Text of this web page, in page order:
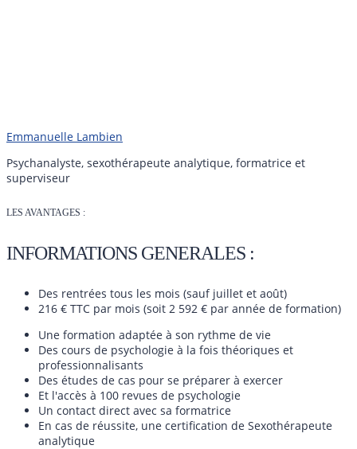
Emmanuelle Lambien
Psychanalyste, sexothérapeute analytique, formatrice et
superviseur
LES AVANTAGES :
INFORMATIONS GENERALES :
Des rentrées tous les mois (sauf juillet et août)
216 € TTC par mois (soit 2 592 € par année de formation)
Une formation adaptée à son rythme de vie
Des cours de psychologie à la fois théoriques et
professionnalisants
Des études de cas pour se préparer à exercer
Et l'accès à 100 revues de psychologie
Un contact direct avec sa formatrice
En cas de réussite, une certification de Sexothérapeute
analytique